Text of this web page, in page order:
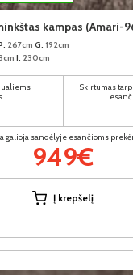
kampas (Amari-
267cm G: 192cm
I: 230cm
Skirtumas
galioja sandėlyje esančioms
949€
Į krepšelį